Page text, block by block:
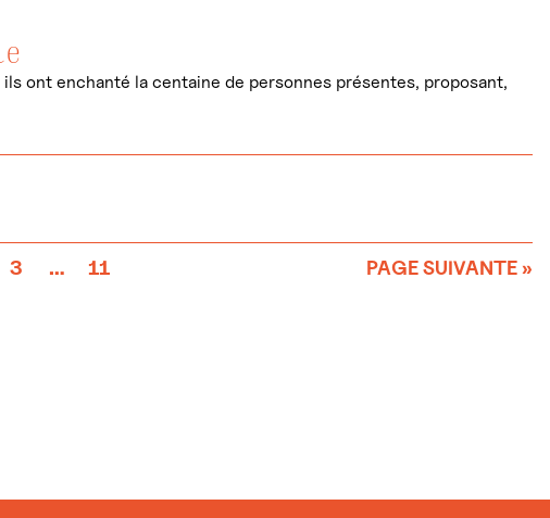
ont enchanté la centaine de personnes présentes, proposant,
3 … 11 PAGE SUIVANTE »